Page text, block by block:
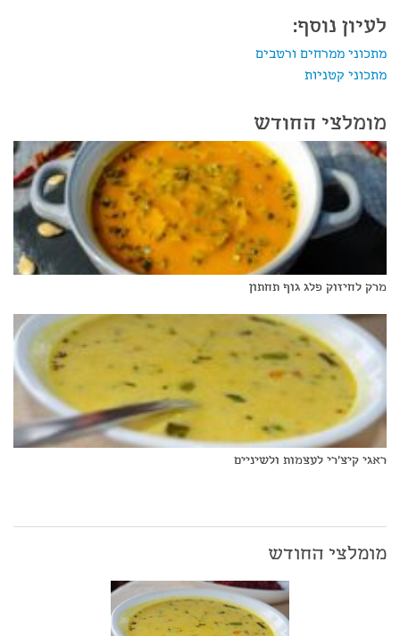
לעיון נוסף:
מתכוני ממרחים ורטבים
מתכוני קטניות
מומלצי החודש
מרק לחיזוק פלג גוף תחתון
ראגי קיצ'רי לעצמות ולשיניים
מומלצי החודש